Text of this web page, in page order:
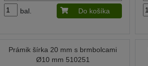
bal. Do košíka
Prámik šírka 20 mm s brmbolcami
Ø10 mm 510251